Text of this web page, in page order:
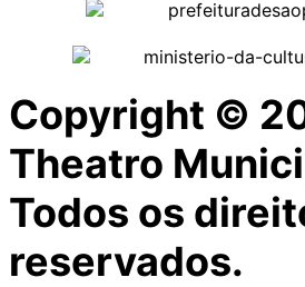
Copyright ©
Theatro
Todos os
reservados.